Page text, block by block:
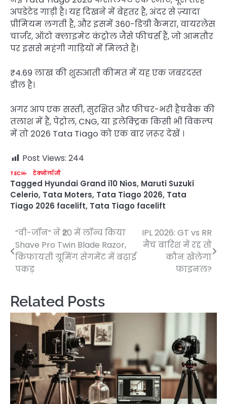
अपडेटेड गाड़ी है। यह दिखने में बेहतर है, अंदर से ज़्यादा
प्रीमियम लगती है, और इसमें 360-डिग्री कैमरा, वायरलेस
चार्जर, ऑटो क्लाइमेट कंट्रोल जैसे फीचर्स हैं, जो आमतौर
पर इससे महंगी गाड़ियों में मिलते हैं।
₹4.69 लाख की शुरुआती कीमत में यह एक जबरदस्त
डील है।
अगर आप एक सस्ती, सुरक्षित और फीचर-भरी हैचबैक की
तलाश में हैं, पेट्रोल, CNG, या इलेक्ट्रिक किसी भी विकल्प
में तो 2026 Tata Tiago को एक बार ज़रूर देखें ।
Post Views: 244
TECH टेक्नोलॉजी
Tagged Hyundai Grand i10 Nios, Maruti Suzuki
Celerio, Tata Moters, Tata Tiago 2026, Tata
Tiago 2026 facelift, Tata Tiago facelift
Post
navigation
“वी-जॉन” ने ₹20 में लॉन्च किया
Shave Pro Twin Blade Razor,
किफायती ग्रूमिंग सेगमेंट में बढ़ाई
पकड़
IPL 2026: GT vs RR
मैच बारिश में रद्द तो
कौन खेलेगा
फाइनल?
Related Posts